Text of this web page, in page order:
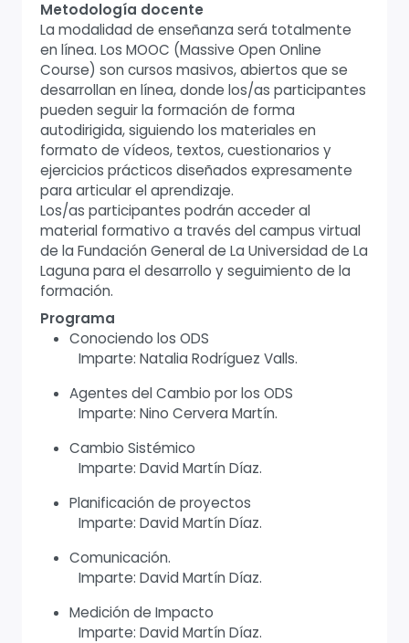
Metodología docente
La modalidad de enseñanza será totalmente
en línea. Los MOOC (Massive Open Online
Course) son cursos masivos, abiertos que se
desarrollan en línea, donde los/as participantes
pueden seguir la formación de forma
autodirigida, siguiendo los materiales en
formato de vídeos, textos, cuestionarios y
ejercicios prácticos diseñados expresamente
para articular el aprendizaje.
Los/as participantes podrán acceder al
material formativo a través del campus virtual
de la Fundación General de La Universidad de La
Laguna para el desarrollo y seguimiento de la
formación.
Programa
Conociendo los ODS
Imparte: Natalia Rodríguez Valls.
Agentes del Cambio por los ODS
Imparte: Nino Cervera Martín.
Cambio Sistémico
Imparte: David Martín Díaz.
Planificación de proyectos
Imparte: David Martín Díaz.
Comunicación.
Imparte: David Martín Díaz.
Medición de Impacto
Imparte: David Martín Díaz.